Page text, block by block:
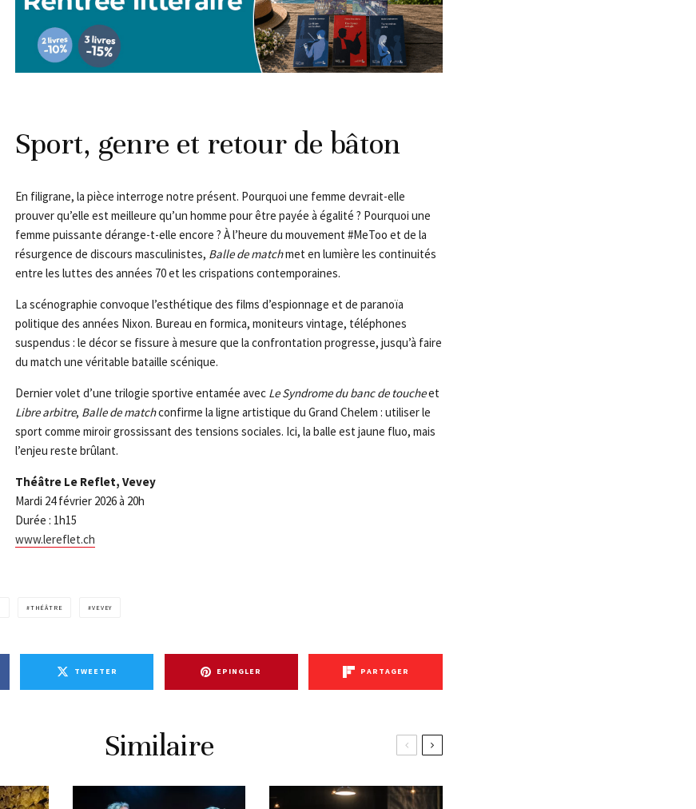
Sport, genre et retour de bâton
En filigrane, la pièce interroge notre présent. Pourquoi une femme devrait-elle
prouver qu’elle est meilleure qu’un homme pour être payée à égalité ? Pourquoi une
femme puissante dérange-t-elle encore ? À l’heure du mouvement #MeToo et de la
résurgence de discours masculinistes, Balle de matchmet en lumière les continuités
entre les luttes des années 70 et les crispations contemporaines.
La scénographie convoque l’esthétique des films d’espionnage et de paranoïa
politique des années Nixon. Bureau en formica, moniteurs vintage, téléphones
suspendus : le décor se fissure à mesure que la confrontation progresse, jusqu’à faire
du match une véritable bataille scénique.
Dernier volet d’une trilogie sportive entamée avec Le Syndrome du banc de toucheet
Libre arbitre, Balle de matchconfirme la ligne artistique du Grand Chelem : utiliser le
sport comme miroir grossissant des tensions sociales. Ici, la balle est jaune fluo, mais
l’enjeu reste brûlant.
Théâtre Le Reflet, Vevey
Mardi 24 février 2026 à 20h
Durée : 1h15
www.lereflet.ch
THÉÂTRE VEVEY
TWEETER EPINGLER PARTAGER
Similaire